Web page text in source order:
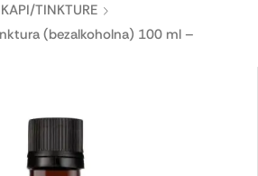
TINKTURE
(bezalkoholna) 100 ml –